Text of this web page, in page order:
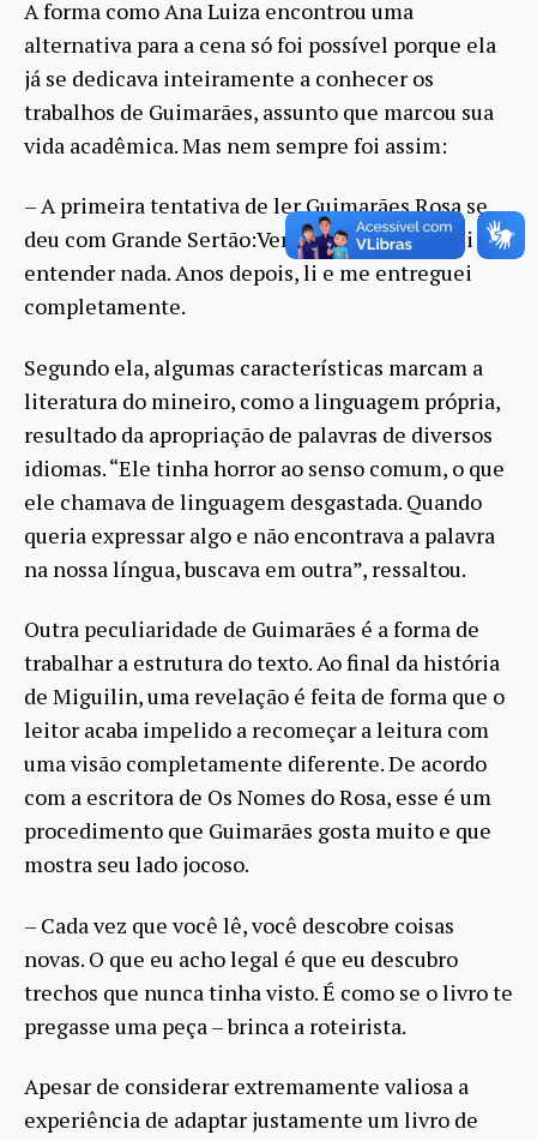
A forma como Ana Luiza encontrou uma
alternativa para a cena só foi possível porque ela
já se dedicava inteiramente a conhecer os
trabalhos de Guimarães, assunto que marcou sua
vida acadêmica. Mas nem sempre foi assim:
– A primeira tentativa de ler Guimarães Rosa se
deu com Grande Sertão:Veredas. Não consegui
entender nada. Anos depois, li e me entreguei
completamente.
Segundo ela, algumas características marcam a
literatura do mineiro, como a linguagem própria,
resultado da apropriação de palavras de diversos
idiomas. “Ele tinha horror ao senso comum, o que
ele chamava de linguagem desgastada. Quando
queria expressar algo e não encontrava a palavra
na nossa língua, buscava em outra”, ressaltou.
Outra peculiaridade de Guimarães é a forma de
trabalhar a estrutura do texto. Ao final da história
de Miguilin, uma revelação é feita de forma que o
leitor acaba impelido a recomeçar a leitura com
uma visão completamente diferente. De acordo
com a escritora de Os Nomes do Rosa, esse é um
procedimento que Guimarães gosta muito e que
mostra seu lado jocoso.
– Cada vez que você lê, você descobre coisas
novas. O que eu acho legal é que eu descubro
trechos que nunca tinha visto. É como se o livro te
pregasse uma peça – brinca a roteirista.
Apesar de considerar extremamente valiosa a
experiência de adaptar justamente um livro de